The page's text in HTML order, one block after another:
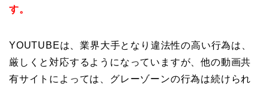
す。
YOUTUBEは、業界大手となり違法性の高い行為は、
厳しくと対応するようになっていますが、他の動画共
有サイトによっては、グレーゾーンの行為は続けられ